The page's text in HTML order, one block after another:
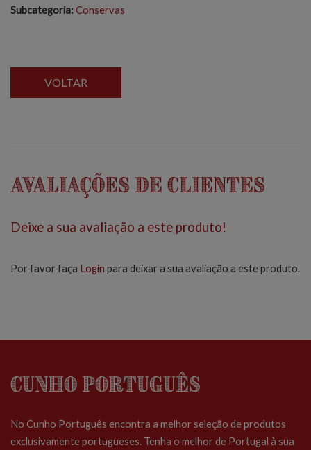
Subcategoria:Conservas
VOLTAR
Avaliações de Clientes
Deixe a sua avaliação a este produto!
Por favor faça Login para deixar a sua avaliação a este produto.
Cunho Português
No Cunho Português encontra a melhor seleção de produtos
exclusivamente portugueses. Tenha o melhor de Portugal à sua